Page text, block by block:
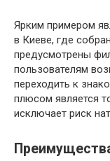
Ярким примером
в Киеве, где
предусмотрены
пользователям
переходить к
плюсом является
исключает риск